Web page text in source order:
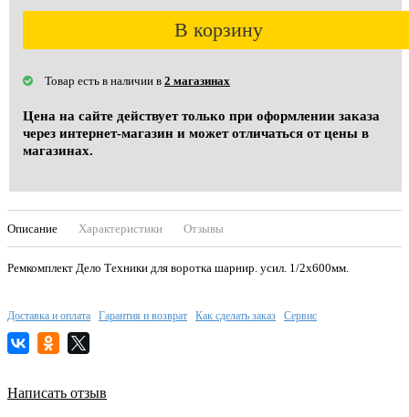
В корзину
Товар есть в наличии в 2 магазинах
Цена на сайте действует только при оформлении заказа
через интернет-магазин и может отличаться от цены в
магазинах.
Описание Характеристики Отзывы
Ремкомплект Дело Техники для воротка шарнир. усил. 1/2х600мм.
Доставка и оплата Гарантия и возврат Как сделать заказ Сервис
Написать отзыв